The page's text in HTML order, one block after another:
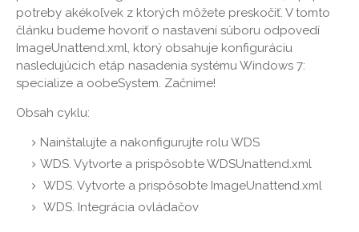
potreby akékoľvek z ktorých môžete preskočiť. V tomto
článku budeme hovoriť o nastavení súboru odpovedí
ImageUnattend.xml, ktorý obsahuje konfiguráciu
nasledujúcich etáp nasadenia systému Windows 7:
specialize a oobeSystem. Začnime!
Obsah cyklu:
Nainštalujte a nakonfigurujte rolu WDS
WDS. Vytvorte a prispôsobte WDSUnattend.xml
WDS. Vytvorte a prispôsobte ImageUnattend.xml
WDS. Integrácia ovládačov